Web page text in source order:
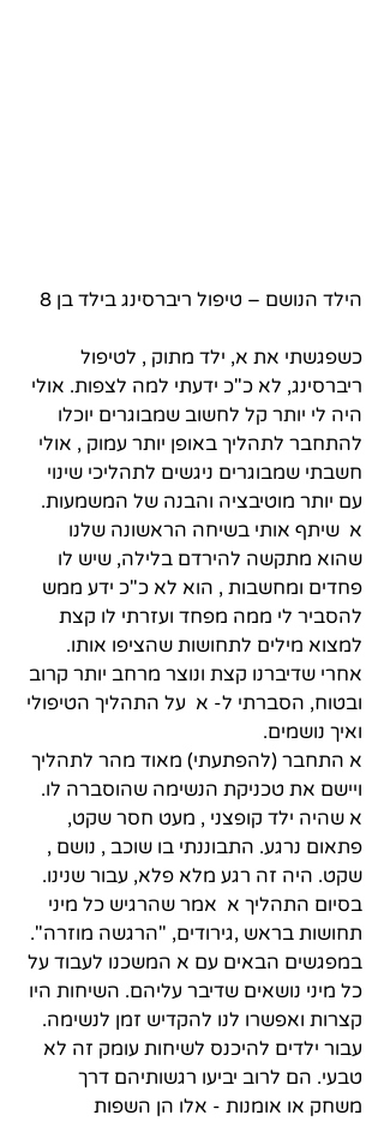
הילד הנושם – טיפול ריברסינג בילד בן 8
כשפגשתי את א, ילד מתוק , לטיפול
ריברסינג, לא כ"כ ידעתי למה לצפות. אולי
היה לי יותר קל לחשוב שמבוגרים יוכלו
להתחבר לתהליך באופן יותר עמוק , אולי
חשבתי שמבוגרים ניגשים לתהליכי שינוי
עם יותר מוטיבציה והבנה של המשמעות.
א  שיתף אותי בשיחה הראשונה שלנו
שהוא מתקשה להירדם בלילה, שיש לו
פחדים ומחשבות , הוא לא כ"כ ידע ממש
להסביר לי ממה מפחד ועזרתי לו קצת
למצוא מילים לתחושות שהציפו אותו.
אחרי שדיברנו קצת ונוצר מרחב יותר קרוב
ובטוח, הסברתי ל- א  על התהליך הטיפולי
ואיך נושמים.
א התחבר (להפתעתי) מאוד מהר לתהליך
ויישם את טכניקת הנשימה שהוסברה לו.
א שהיה ילד קופצני , מעט חסר שקט,
פתאום נרגע. התבוננתי בו שוכב , נושם ,
שקט. היה זה רגע מלא פלא, עבור שנינו.
בסיום התהליך א  אמר שהרגיש כל מיני
תחושות בראש ,גירודים, "הרגשה מוזרה".
במפגשים הבאים עם א המשכנו לעבוד על
כל מיני נושאים שדיבר עליהם. השיחות היו
קצרות ואפשרו לנו להקדיש זמן לנשימה.
עבור ילדים להיכנס לשיחות עומק זה לא
טבעי. הם לרוב יביעו רגשותיהם דרך
משחק או אומנות - אלו הן השפות